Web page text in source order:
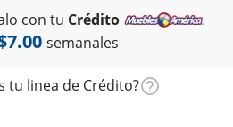
con tu Crédito
semanales
tu linea de Crédito?